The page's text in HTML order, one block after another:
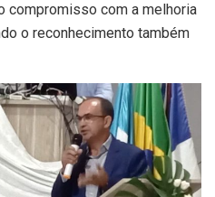
compromisso com a melhoria
o reconhecimento também